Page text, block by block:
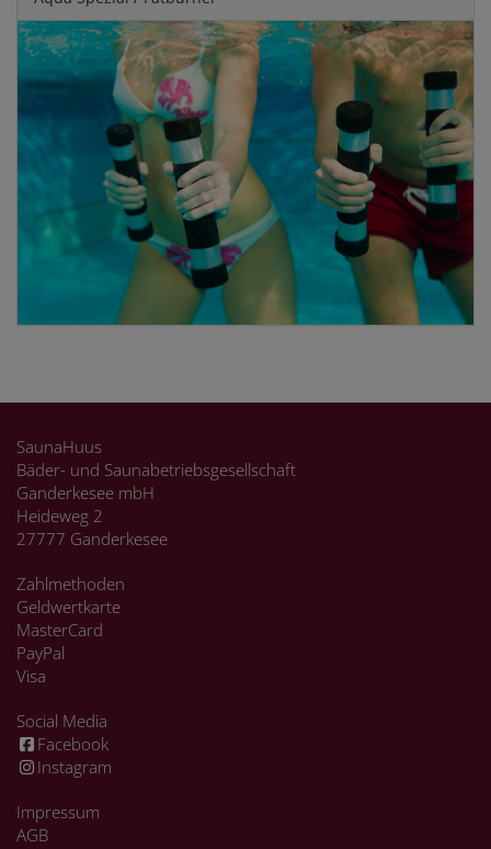
SaunaHuus
Bäder- und Saunabetriebsgesellschaft
Ganderkesee mbH
Heideweg 2
27777 Ganderkesee
Zahlmethoden
Geldwertkarte
MasterCard
PayPal
Visa
Social Media
Facebook
Instagram
Impressum
AGB